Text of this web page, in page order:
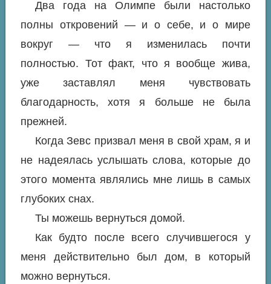
Два года на Олимпе были настолько
полны откровений — и о себе, и о мире
вокруг — что я изменилась почти
полностью. Тот факт, что я вообще жива,
уже заставлял меня чувствовать
благодарность, хотя я больше не была
прежней.
Когда Зевс призвал меня в свой храм, я и
не надеялась услышать слова, которые до
этого момента являлись мне лишь в самых
глубоких снах.
Ты можешь вернуться домой.
Как будто после всего случившегося у
меня действительно был дом, в который
можно вернуться.